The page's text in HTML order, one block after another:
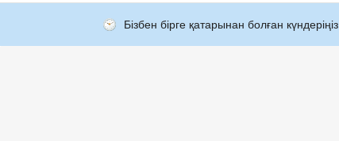
Бізбен бірге қатарынан болған күндеріңіз